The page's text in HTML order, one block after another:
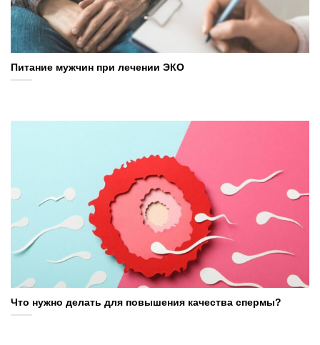
Питание мужчин при лечении ЭКО
Что нужно делать для повышения качества спермы?